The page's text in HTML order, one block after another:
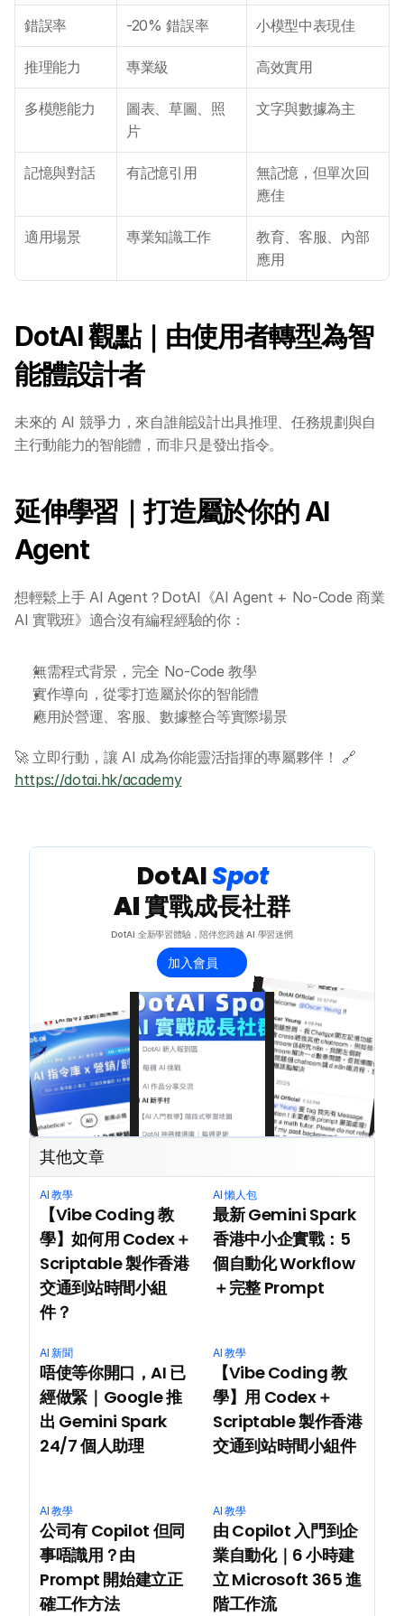
錯誤率 -20% 錯誤率 小模型中表現佳
推理能力 專業級 高效實用
多模態能力
圖表、草圖、照
片
文字與數據為主
記憶與對話 有記憶引用
無記憶，但單次回
應佳
適用場景 專業知識工作
教育、客服、內部
應用
DotAI 觀點｜由使用者轉型為智
能體設計者
未來的 AI 競爭力，來自誰能設計出具推理、任務規劃與自
主行動能力的智能體，而非只是發出指令。
延伸學習｜打造屬於你的 AI
Agent
想輕鬆上手 AI Agent？DotAI《AI Agent + No-Code 商業
AI 實戰班》適合沒有編程經驗的你：
無需程式背景，完全 No-Code 教學
實作導向，從零打造屬於你的智能體
應用於營運、客服、數據整合等實際場景
https://dotai.hk/academy
DotAI Spot
AI 實戰成長社群
DotAI 全新學習體驗，陪伴您跨越 AI 學習迷惘
加入會員
其他文章
AI 教學
【Vibe Coding 教
學】如何用 Codex＋
Scriptable 製作香港
交通到站時間小組
件？
AI 懶人包
最新 Gemini Spark
香港中小企實戰：5
個自動化 Workflow
＋完整 Prompt
AI 新聞
唔使等你開口，AI 已
經做緊｜Google 推
出 Gemini Spark
24/7 個人助理
AI 教學
【Vibe Coding 教
學】用 Codex＋
Scriptable 製作香港
交通到站時間小組件
AI 教學
公司有 Copilot 但同
事唔識用？由
Prompt 開始建立正
確工作方法
AI 教學
由 Copilot 入門到企
業自動化｜6 小時建
立 Microsoft 365 進
階工作流
關於 DotAI
AI 課程
所有課程
AI-in-One 全年 AI 學習通行證
DotAI 課程時間表
AI 活動
AI 企業培訓
學校 AI 培訓
一年任學 AI 課程計劃
網上 AI 學習平台
AI 應用服務
AI 創意廣告服務